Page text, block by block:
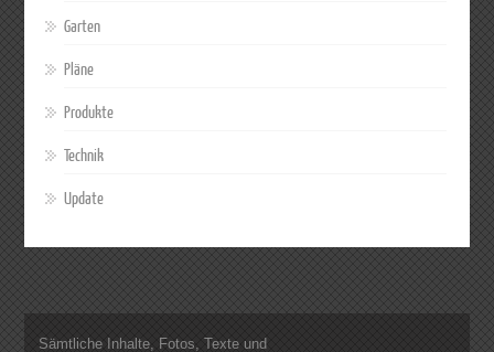
Garten
Pläne
Produkte
Technik
Update
Sämtliche Inhalte, Fotos, Texte und